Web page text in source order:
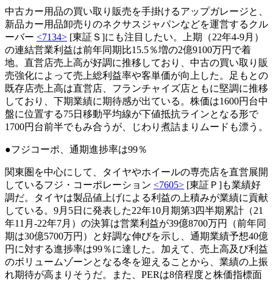
中古カー用品の買い取り販売を手掛けるアップガレージと、
新品カー用品卸売りのネクサスジャパンなどを運営するクル
ーバー <7134> [東証Ｓ]にも注目したい。上期（22年4-9月）
の連結営業利益は前年同期比15.5％増の2億9100万円で着
地。直営店売上高が好調に推移しており、中古の買い取り販
売強化によって売上総利益率や客単価が向上した。足もとの
既存店売上高は直営店、フランチャイズ店ともに堅調に推移
しており、下期業績に期待感が出ている。株価は1600円台中
盤に位置する75日移動平均線が下値抵抗ラインとなる形で
1700円台前半でもみ合うが、じわり煮詰まりムードも漂う。
●フジコーポ、通期進捗率は99％
関東圏を中心にして、タイヤやホイールの専売店を直営展開
しているフジ・コーポレーション <7605> [東証Ｐ]も業績好
調だ。タイヤは製品値上げによる利益の上積みが業績に貢献
している。9月5日に発表した22年10月期第3四半期累計（21
年11月-22年7月）の決算は営業利益が39億8700万円（前年同
期は30億5700万円）と好調な伸びを示し、通期業績予想40億
円に対する進捗率は99％に達した。加えて、売上高及び利益
のボリュームゾーンとなる冬を迎えることから、業績の上振
れ期待が高まりそうだ。また、PERは8倍程度と株価指標面